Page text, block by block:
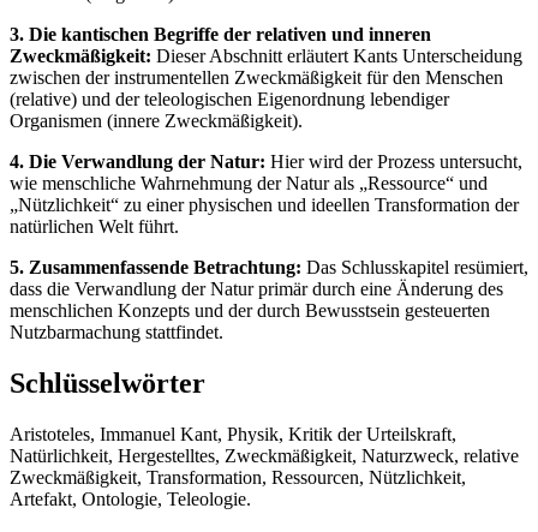
3. Die kantischen Begriffe der relativen und inneren
Zweckmäßigkeit: Dieser Abschnitt erläutert Kants Unterscheidung
zwischen der instrumentellen Zweckmäßigkeit für den Menschen
(relative) und der teleologischen Eigenordnung lebendiger
Organismen (innere Zweckmäßigkeit).
4. Die Verwandlung der Natur: Hier wird der Prozess untersucht,
wie menschliche Wahrnehmung der Natur als „Ressource“ und
„Nützlichkeit“ zu einer physischen und ideellen Transformation der
natürlichen Welt führt.
5. Zusammenfassende Betrachtung: Das Schlusskapitel resümiert,
dass die Verwandlung der Natur primär durch eine Änderung des
menschlichen Konzepts und der durch Bewusstsein gesteuerten
Nutzbarmachung stattfindet.
Schlüsselwörter
Aristoteles, Immanuel Kant, Physik, Kritik der Urteilskraft,
Natürlichkeit, Hergestelltes, Zweckmäßigkeit, Naturzweck, relative
Zweckmäßigkeit, Transformation, Ressourcen, Nützlichkeit,
Artefakt, Ontologie, Teleologie.